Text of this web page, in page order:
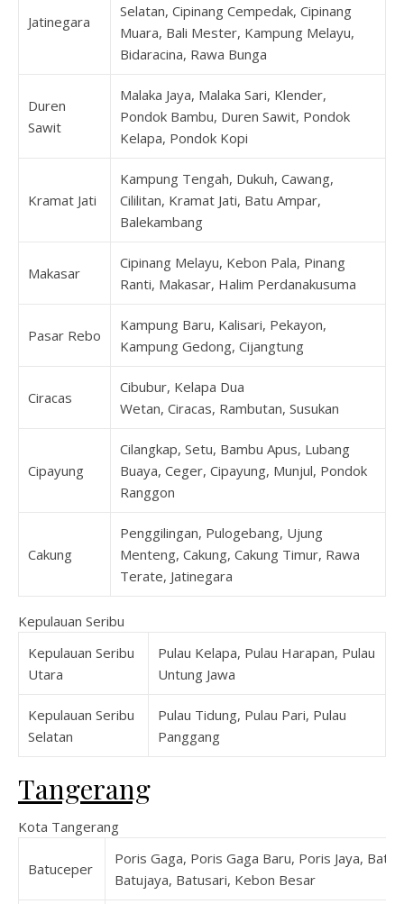
Jatinegara
Selatan, Cipinang Cempedak, Cipinang
Muara, Bali Mester, Kampung Melayu,
Bidaracina, Rawa Bunga
Duren
Sawit
Malaka Jaya, Malaka Sari, Klender,
Pondok Bambu, Duren Sawit, Pondok
Kelapa, Pondok Kopi
Kramat Jati
Kampung Tengah, Dukuh, Cawang,
Cililitan, Kramat Jati, Batu Ampar,
Balekambang
Makasar
Cipinang Melayu, Kebon Pala, Pinang
Ranti, Makasar, Halim Perdanakusuma
Pasar Rebo
Kampung Baru, Kalisari, Pekayon,
Kampung Gedong, Cijangtung
Ciracas
Cibubur, Kelapa Dua
Wetan, Ciracas, Rambutan, Susukan
Cipayung
Cilangkap, Setu, Bambu Apus, Lubang
Buaya, Ceger, Cipayung, Munjul, Pondok
Ranggon
Cakung
Penggilingan, Pulogebang, Ujung
Menteng, Cakung, Cakung Timur, Rawa
Terate, Jatinegara
Kepulauan Seribu
Kepulauan Seribu
Utara
Pulau Kelapa, Pulau Harapan, Pulau
Untung Jawa
Kepulauan Seribu
Selatan
Pulau Tidung, Pulau Pari, Pulau
Panggang
Tangerang
Kota Tangerang
Batuceper
Poris Gaga, Poris Gaga Baru, Poris Jaya,
Batujaya, Batusari, Kebon Besar